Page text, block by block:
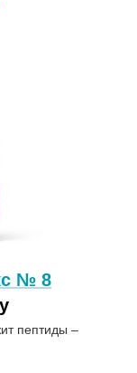
№ 8
пептиды –